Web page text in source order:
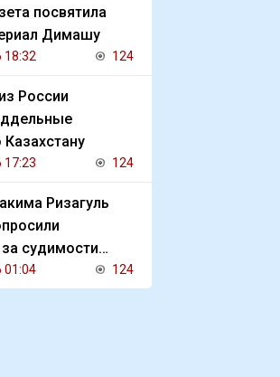
посвятила
Димашу
18:32 124
России
17:23 124
Ризагуль
судимости
01:04 124